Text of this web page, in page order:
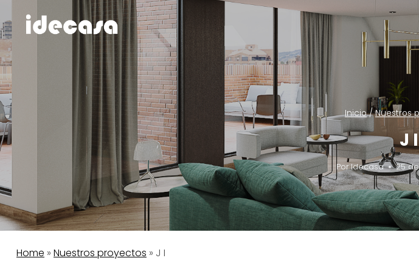
al
contenido
Inicio / Nuestros
J I
PorIdecasa 25
Home » Nuestros proyectos » J I